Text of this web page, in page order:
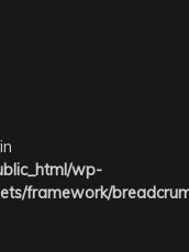
wp-
framework/